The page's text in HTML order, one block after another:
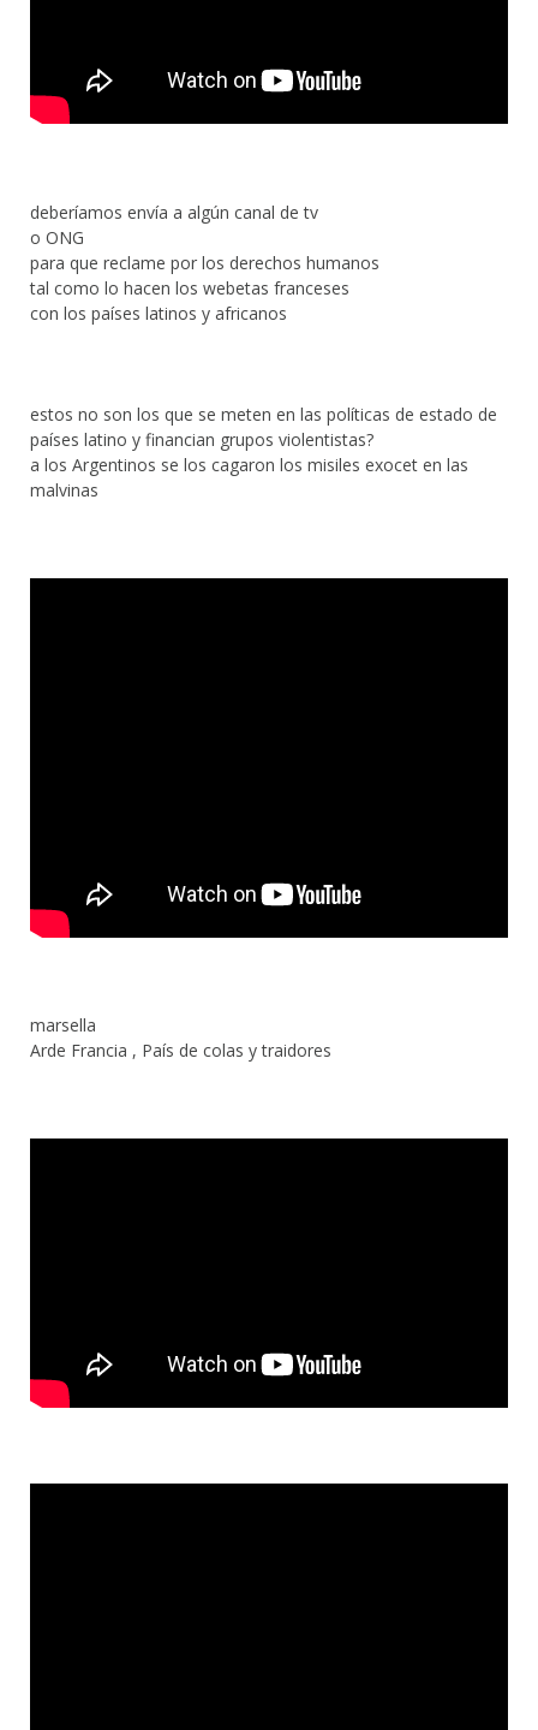
deberíamos envía a algún canal de tv
o ONG
para que reclame por los derechos humanos
tal como lo hacen los webetas franceses
con los países latinos y africanos
estos no son los que se meten en las políticas de estado de
países latino y financian grupos violentistas?
a los Argentinos se los cagaron los misiles exocet en las
malvinas
marsella
Arde Francia , País de colas y traidores